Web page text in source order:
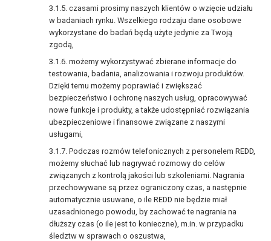
czasami prosimy naszych klientów o wzięcie udziału
w badaniach rynku. Wszelkiego rodzaju dane osobowe
wykorzystane do badań będą użyte jedynie za Twoją
zgodą,
możemy wykorzystywać zbierane informacje do
testowania, badania, analizowania i rozwoju produktów.
Dzięki temu możemy poprawiać i zwiększać
bezpieczeństwo i ochronę naszych usług, opracowywać
nowe funkcje i produkty, a także udostępniać rozwiązania
ubezpieczeniowe i finansowe związane z naszymi
usługami,
Podczas rozmów telefonicznych z personelem REDD,
możemy słuchać lub nagrywać rozmowy do celów
związanych z kontrolą jakości lub szkoleniami. Nagrania
przechowywane są przez ograniczony czas, a następnie
automatycznie usuwane, o ile REDD nie będzie miał
uzasadnionego powodu, by zachować te nagrania na
dłuższy czas (o ile jest to konieczne), m.in. w przypadku
śledztw w sprawach o oszustwa,